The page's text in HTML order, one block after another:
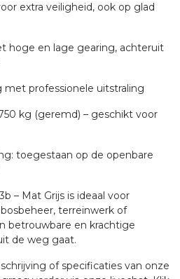
extra veiligheid, ook op glad
hoge en lage gearing, achteruit
met professionele uitstraling
kg (geremd) – geschikt voor
toegestaan op de openbare
– Mat Grijs is ideaal voor
terreinwerk of
betrouwbare en krachtige
de weg gaat.
of specificaties van onze